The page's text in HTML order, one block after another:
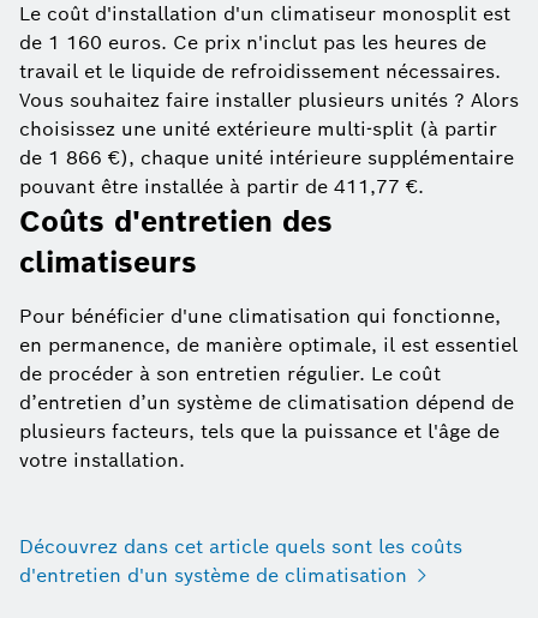
Le coût d'installation d'un climatiseur monosplit est
de 1 160 euros. Ce prix n'inclut pas les heures de
travail et le liquide de refroidissement nécessaires.
Vous souhaitez faire installer plusieurs unités ? Alors
choisissez une unité extérieure multi-split (à partir
de 1 866 €), chaque unité intérieure supplémentaire
pouvant être installée à partir de 411,77 €.
Coûts d'entretien des
climatiseurs
Pour bénéficier d'une climatisation qui fonctionne,
en permanence, de manière optimale, il est essentiel
de procéder à son entretien régulier. Le coût
d’entretien d’un système de climatisation dépend de
plusieurs facteurs, tels que la puissance et l'âge de
votre installation.
Découvrez dans cet article quels sont les coûts
d'entretien d'un système de climatisation